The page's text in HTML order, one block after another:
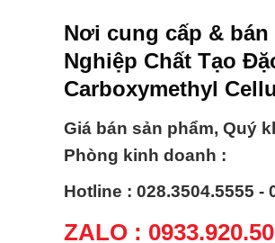
Nơi cung cấp & bán
Nghiệp Chất Tạo
Carboxymethyl
Giá bán sản phẩm, Quý
Phòng kinh doanh :
Hotline : 028.3504.5555 -
ZALO :